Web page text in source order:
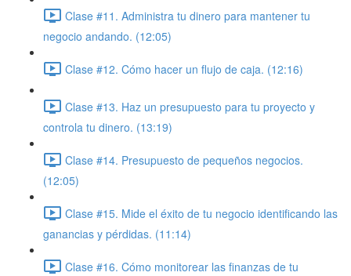
Clase #11. Administra tu dinero para mantener tu
negocio andando. (12:05)
Clase #12. Cómo hacer un flujo de caja. (12:16)
Clase #13. Haz un presupuesto para tu proyecto y
controla tu dinero. (13:19)
Clase #14. Presupuesto de pequeños negocios.
(12:05)
Clase #15. Mide el éxito de tu negocio identificando las
ganancias y pérdidas. (11:14)
Clase #16. Cómo monitorear las finanzas de tu